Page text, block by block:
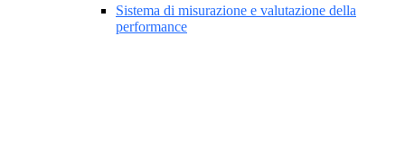
Sistema di misurazione e valutazione della
performance